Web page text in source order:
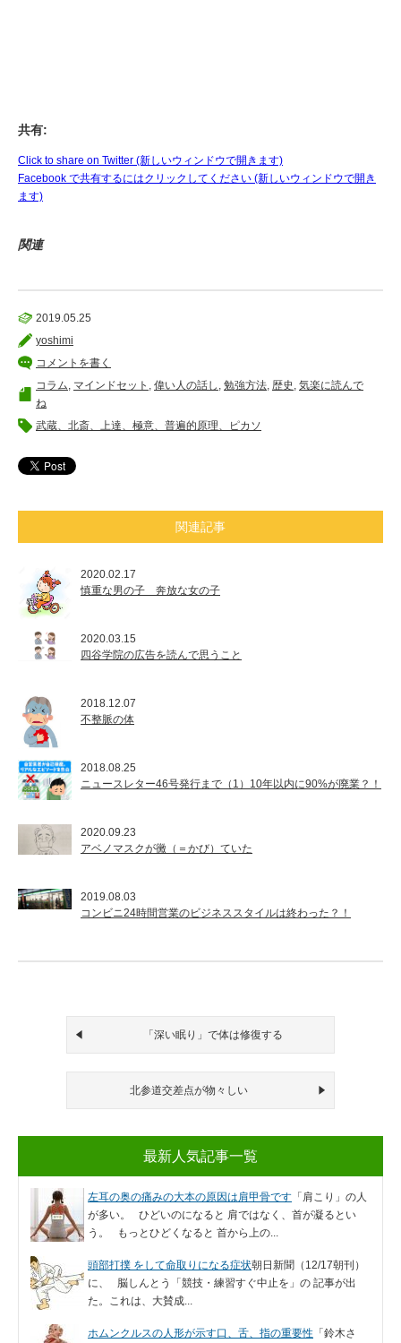
共有:
Click to share on Twitter (新しいウィンドウで開きます)
Facebook で共有するにはクリックしてください (新しいウィンドウで開き
ます)
関連
2019.05.25
yoshimi
コメントを書く
コラム マインドセット 偉い人の話し 勉強方法 歴史 気楽に読んで
ね
武蔵、北斎、上達、極意、普遍的原理、ピカソ
関連記事
2020.02.17
慎重な男の子 奔放な女の子
2020.03.15
四谷学院の広告を読んで思うこと
2018.12.07
不整脈の体
2018.08.25
ニュースレター46号発行まで（1）10年以内に90%が廃業？！
2020.09.23
アベノマスクが黴（＝かび）ていた
2019.08.03
コンビニ24時間営業のビジネススタイルは終わった？！
「深い眠り」で体は修復する
北参道交差点が物々しい
最新人気記事一覧
左耳の奥の痛みの大本の原因は肩甲骨です 「肩こり」の人
が多い。 ひどいのになると 肩ではなく、首が凝るとい
う。 もっとひどくなると 首から上の...
頭部打撲 をして命取りになる症状朝日新聞（12/17朝刊）
に、 脳しんとう「競技・練習すぐ中止を」の 記事が出
た。これは、大賛成...
ホムンクルスの人形が示す口、舌、指の重要性 「鈴木さ